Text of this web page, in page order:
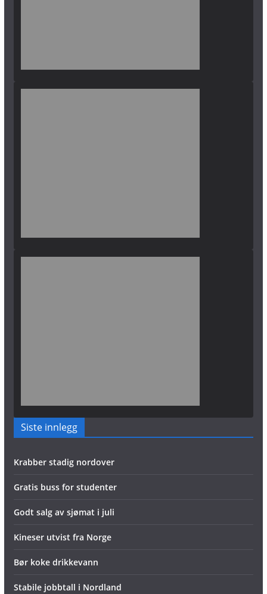
Siste innlegg
Krabber stadig nordover
Gratis buss for studenter
Godt salg av sjømat i juli
Kineser utvist fra Norge
Bør koke drikkevann
Stabile jobbtall i Nordland